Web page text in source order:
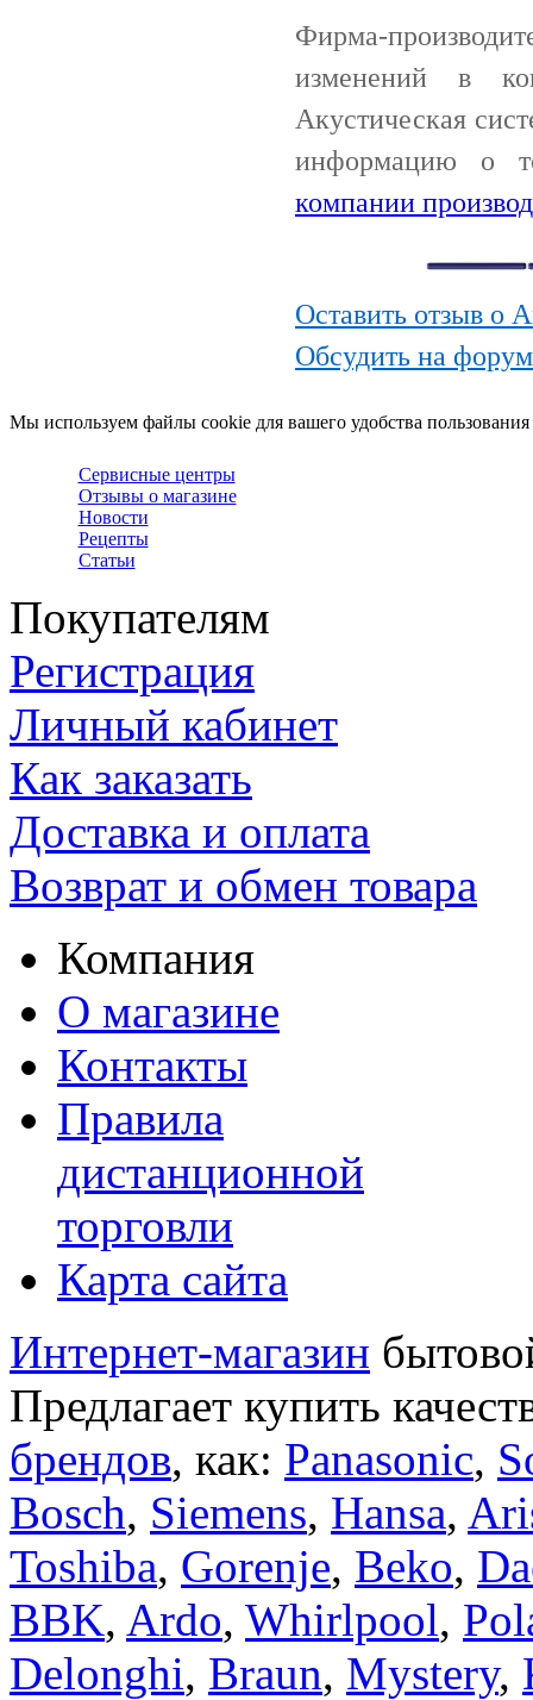
Фирма-
изменений в
Акустическая
информацию о
компании
Оставить отзыв о
Обсудить на
Мы используем файлы cookie для вашего удобства
Сервисные центры
Отзывы о магазине
Новости
Рецепты
Статьи
Покупателям
Регистрация
Личный кабинет
Как заказать
Доставка и оплата
Возврат и обмен товара
Компания
О магазине
Контакты
Правила
дистанционной
торговли
Карта сайта
Интернет-магазин
Предлагает купить
брендов, как: Panasonic,
Bosch, Siemens, Hansa,
Toshiba, Gorenje, Beko,
BBK, Ardo, Whirlpool,
Delonghi, Braun, Mystery,